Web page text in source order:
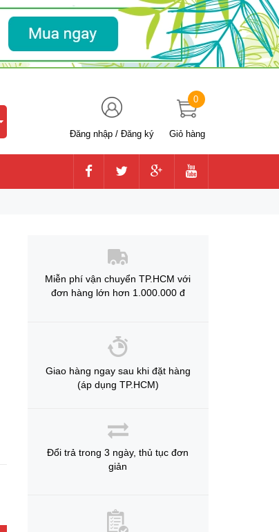
Đăng nhập / Đăng ký Giỏ hàng
0
Miễn phí vận chuyển TP.HCM với
đơn hàng lớn hơn 1.000.000 đ
Giao hàng ngay sau khi đặt hàng
(áp dụng TP.HCM)
Đổi trả trong 3 ngày, thủ tục đơn
giản